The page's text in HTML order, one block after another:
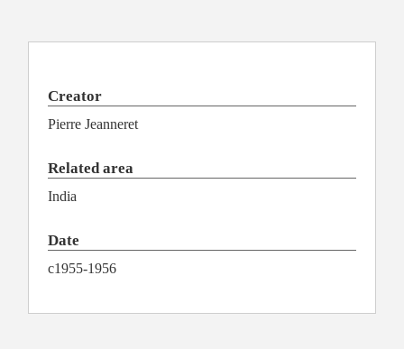
Creator
Pierre Jeanneret
Related area
India
Date
c1955-1956